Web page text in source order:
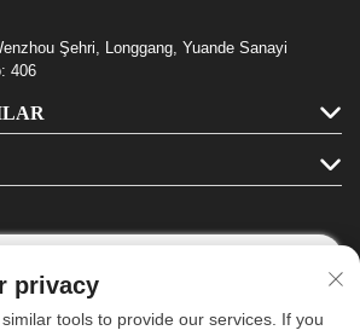
Şehri, Longgang, Yuande Sanayi
406
Bizi Takip Edin
privacy
tools to provide our services. If you